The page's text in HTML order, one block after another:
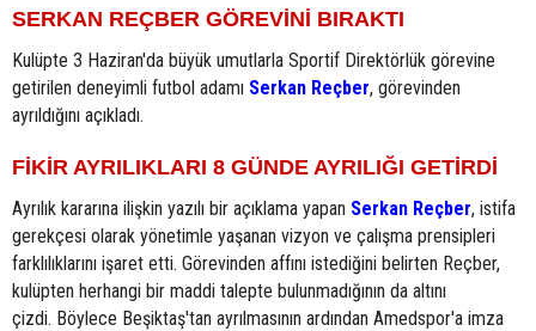
SERKAN REÇBER GÖREVİNİ BIRAKTI
Kulüpte 3 Haziran'da büyük umutlarla Sportif Direktörlük görevine
getirilen deneyimli futbol adamı Serkan Reçber, görevinden
ayrıldığını açıkladı.
FİKİR AYRILIKLARI 8 GÜNDE AYRILIĞI GETİRDİ
Ayrılık kararına ilişkin yazılı bir açıklama yapan Serkan Reçber, istifa
gerekçesi olarak yönetimle yaşanan vizyon ve çalışma prensipleri
farklılıklarını işaret etti. Görevinden affını istediğini belirten Reçber,
kulüpten herhangi bir maddi talepte bulunmadığının da altını
çizdi. Böylece Beşiktaş'tan ayrılmasının ardından Amedspor'a imza